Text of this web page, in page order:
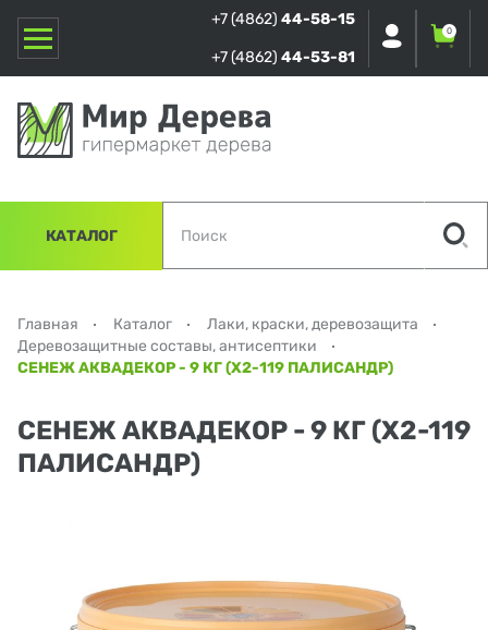
+7 (4862) 44-58-15
+7 (4862) 44-53-81
0
КАТАЛОГ
Главная Каталог
Лаки, краски, деревозащита
Деревозащитные составы, антисептики
СЕНЕЖ АКВАДЕКОР - 9 КГ (Х2-119 ПАЛИСАНДР)
СЕНЕЖ АКВАДЕКОР - 9 КГ (Х2-119
ПАЛИСАНДР)